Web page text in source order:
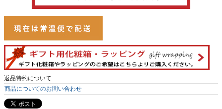
返品特約について
商品についてのお問い合わせ